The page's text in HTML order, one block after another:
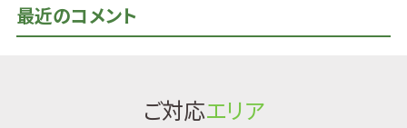
最近のコメント
ご対応エリア